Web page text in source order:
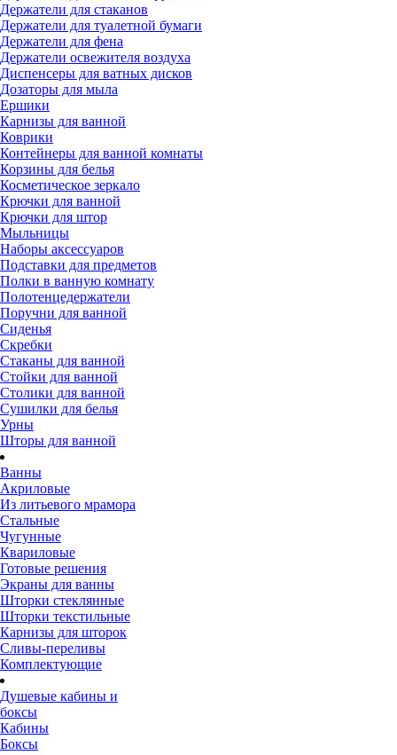
Держатели для стаканов
Держатели для туалетной бумаги
Держатели для фена
Держатели освежителя воздуха
Диспенсеры для ватных дисков
Дозаторы для мыла
Ершики
Карнизы для ванной
Коврики
Контейнеры для ванной комнаты
Корзины для белья
Косметическое зеркало
Крючки для ванной
Крючки для штор
Мыльницы
Наборы аксессуаров
Подставки для предметов
Полки в ванную комнату
Полотенцедержатели
Поручни для ванной
Сиденья
Скребки
Стаканы для ванной
Стойки для ванной
Столики для ванной
Сушилки для белья
Урны
Шторы для ванной
Ванны
Акриловые
Из литьевого мрамора
Стальные
Чугунные
Квариловые
Готовые решения
Экраны для ванны
Шторки стеклянные
Шторки текстильные
Карнизы для шторок
Сливы-переливы
Комплектующие
Душевые кабины и
боксы
Кабины
Боксы